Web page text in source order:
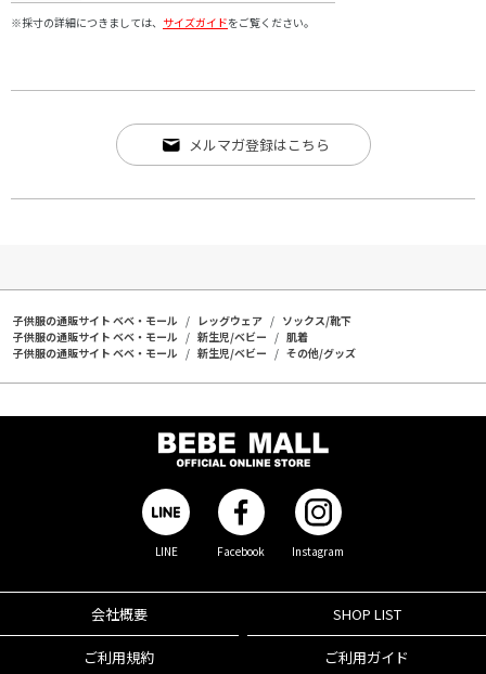
※採寸の詳細につきましては、 サイズガイドをご覧ください。
メルマガ登録はこちら
子供服の通販サイト ベベ・モール レッグウェア
ソックス/靴下
子供服の通販サイト ベベ・モール
新生児/ベビー
肌着
子供服の通販サイト ベベ・モール
新生児/ベビー その他/グッズ
LINE Facebook Instagram
会社概要 SHOP LIST
ご利用規約 ご利用ガイド